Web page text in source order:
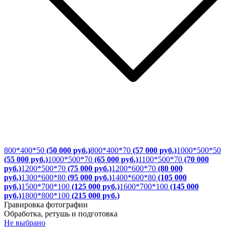
800*400*50 (50 000 руб.)800*400*70 (57 000 руб.)1000*500*50
(55 000 руб.)1000*500*70 (65 000 руб.)1100*500*70 (70 000
руб.)1200*500*70 (75 000 руб.)1200*600*70 (80 000
руб.)1300*600*80 (95 000 руб.)1400*600*80 (105 000
руб.)1500*700*100 (125 000 руб.)1600*700*100 (145 000
руб.)1800*800*100 (215 000 руб.)
Гравировка фотографии
Обработка, ретушь и подготовка
Не выбрано